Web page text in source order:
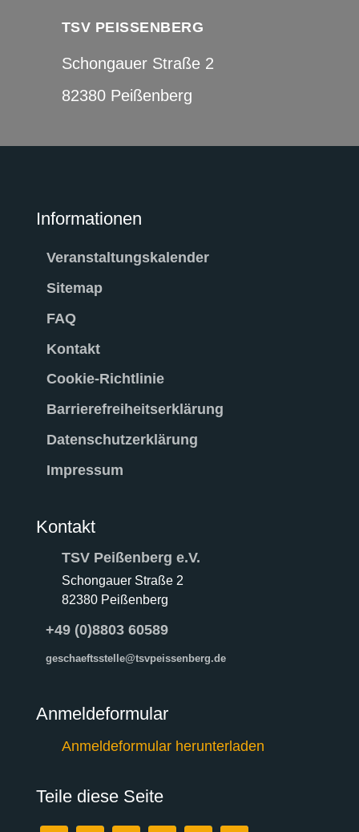
TSV PEISSENBERG
Schongauer Straße 2
82380 Peißenberg
Informationen
Veranstaltungskalender
Sitemap
FAQ
Kontakt
Cookie-Richtlinie
Barrierefreiheitserklärung
Datenschutzerklärung
Impressum
Kontakt
TSV Peißenberg e.V.
Schongauer Straße 2
82380 Peißenberg
+49 (0)8803 60589
geschaeftsstelle@tsvpeissenberg.de
Anmeldeformular
Anmeldeformular herunterladen
Teile diese Seite